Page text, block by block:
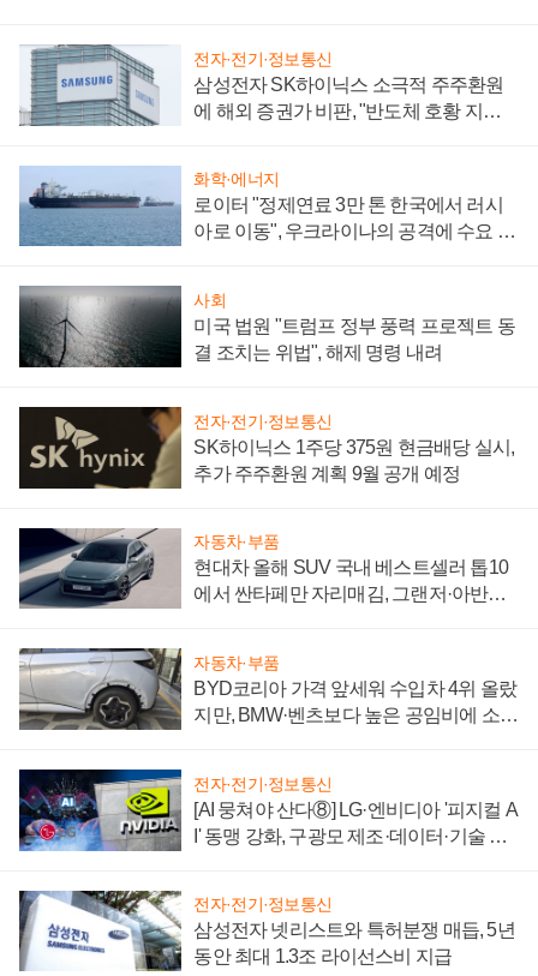
전자·전기·정보통신
삼성전자 SK하이닉스 소극적 주주환원
에 해외 증권가 비판, "반도체 호황 지속
화학·에너지
로이터 "정제연료 3만 톤 한국에서 러시
아로 이동", 우크라이나의 공격에 수요 늘
사회
미국 법원 "트럼프 정부 풍력 프로젝트 동
결 조치는 위법", 해제 명령 내려
전자·전기·정보통신
SK하이닉스 1주당 375원 현금배당 실시,
추가 주주환원 계획 9월 공개 예정
자동차·부품
현대차 올해 SUV 국내 베스트셀러 톱10
에서 싼타페만 자리매김, 그랜저·아반떼
자동차·부품
BYD코리아 가격 앞세워 수입차 4위 올랐
지만, BMW·벤츠보다 높은 공임비에 소비
전자·전기·정보통신
[AI 뭉쳐야 산다⑧] LG·엔비디아 '피지컬 A
I' 동맹 강화, 구광모 제조·데이터·기술 결
전자·전기·정보통신
삼성전자 넷리스트와 특허분쟁 매듭, 5년
동안 최대 1.3조 라이선스비 지급